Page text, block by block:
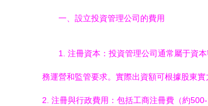
一、設立投資管理公司的費用
1. 注冊資本：投資管理公司通常屬于資
務運營和監管要求。實際出資額可根據股東
2. 注冊與行政費用：包括工商注冊費（約